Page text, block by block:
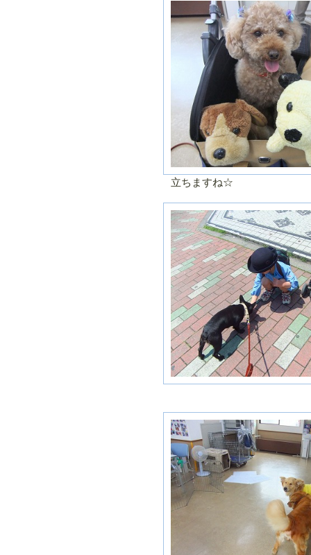
立ちますね☆